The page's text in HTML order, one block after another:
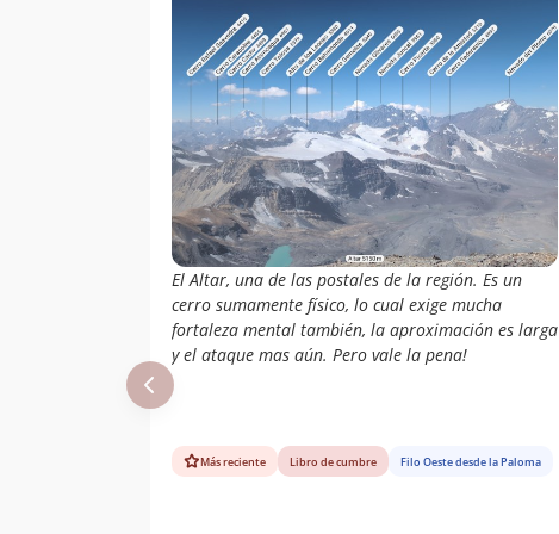
El Altar, una de las postales de la región. Es un
cerro sumamente físico, lo cual exige mucha
fortaleza mental también, la aproximación es larga
y el ataque mas aún. Pero vale la pena!
Más reciente Libro de cumbre Filo Oeste desde la Paloma